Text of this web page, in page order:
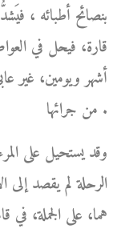
بنصائح أطبائه ،
قارة، فيحل في
أشهر ويومين، غير
من جرائها .
وقد يستحيل على
الرحلة لم يقصد
هما، على الجملة،